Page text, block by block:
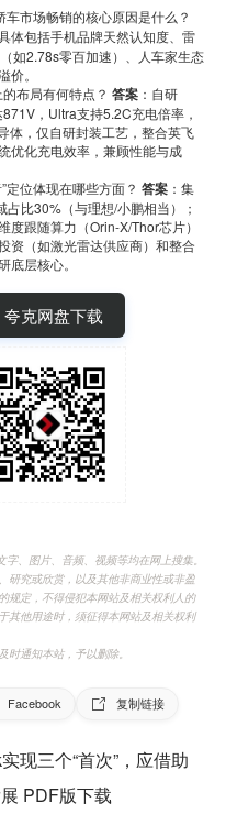
市场畅销的核心原因是什么？
体包括手机品牌天然认知度、雷
如2.78s零百加速）、人车家生态
。
布局有何特点？ 答案 ：自研
，Ultra支持5.2C充电倍率，
体，仅自研封装工艺，整合英飞
优化充电效率，兼顾性能与成
定位体现在哪些方面？ 答案 ：集
比30%（与理想/小鹏相当）；
度跟随算力（Orin-X/Thor芯片）
资（如激光雷达供应商）和整合
层核心。
夸克网盘下载
、图片、音频、视频等均在网上搜集。
研究或欣赏，以及其他非商业性或非盈
规定，不得侵犯本网站及相关权利人的
其他用途时，须征得本网站及相关权利
通知本站，予以删除。
Facebook 复制链接
现三个“首次”，应借助
PDF版下载